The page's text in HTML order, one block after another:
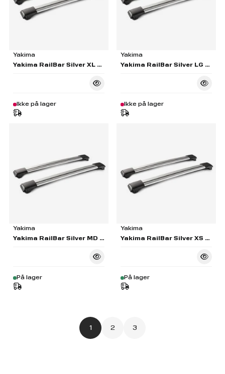
Yakima
Yakima RailBar Silver XL Pair - S46
Ikke på lager
Yakima
Yakima RailBar Silver LG Pair - S45
Ikke på lager
Yakima
Yakima RailBar Silver MD Pair - S44
På lager
Yakima
Yakima RailBar Silver XS Pair - S42
På lager
1 2 3